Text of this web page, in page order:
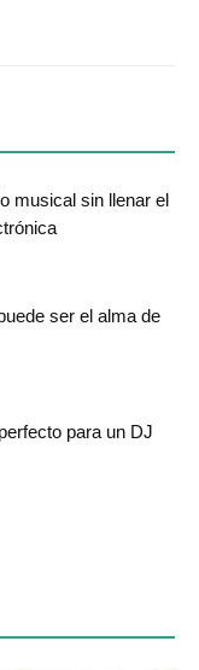
musical sin llenar el
ser el alma de
para un DJ